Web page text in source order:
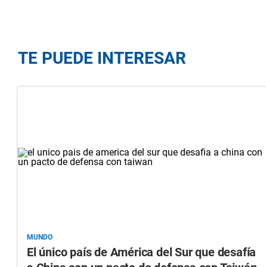
TE PUEDE INTERESAR
MUNDO
El único país de América del Sur que desafía